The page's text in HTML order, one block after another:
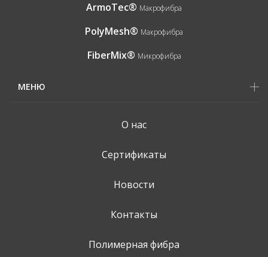
ArmoTec® Макрофибра
PolyMesh® Макрофибра
FiberMix® Микрофибра
МЕНЮ
О нас
Сертификаты
Новости
Контакты
Полимерная фибра